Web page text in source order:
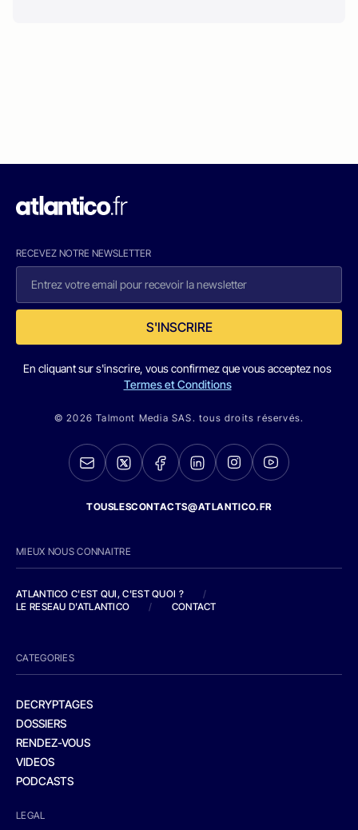
RECEVEZ NOTRE NEWSLETTER
S'INSCRIRE
En cliquant sur s'inscrire, vous confirmez que vous acceptez nos
Termes et Conditions
© 2026 Talmont Media SAS. tous droits réservés.
TOUSLESCONTACTS@ATLANTICO.FR
MIEUX NOUS CONNAITRE
ATLANTICO C'EST QUI, C'EST QUOI ?
/
LE RESEAU D'ATLANTICO
/ CONTACT
CATEGORIES
DECRYPTAGES
DOSSIERS
RENDEZ-VOUS
VIDEOS
PODCASTS
LEGAL